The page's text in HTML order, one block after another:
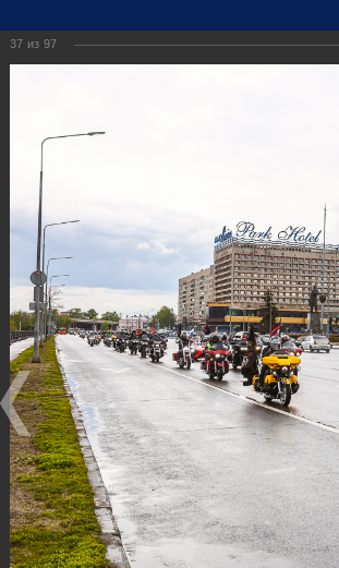
ГОРОДСКОГО ОКРУГА ГОРОД
Точный прогноз погоды в
https://world-weather.ru/
🛜Карта WiFi🛜
606000 Нижегородская область, г.
пл. Дзержинского, д. 1
Приёмная Главы
+7 (8313) 27-98-10
37 из 97